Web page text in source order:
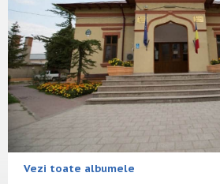
Vezi toate albumele